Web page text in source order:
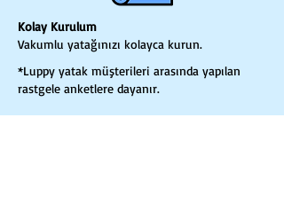
Kolay Kurulum
Vakumlu yatağınızı kolayca kurun.
*Luppy yatak müşterileri arasında yapılan
rastgele anketlere dayanır.